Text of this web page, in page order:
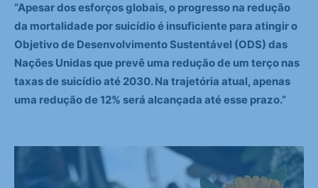
“Apesar dos esforços globais, o progresso na redução
da mortalidade por suicídio é insuficiente para atingir o
Objetivo de Desenvolvimento Sustentável (ODS) das
Nações Unidas que prevê uma redução de um terço nas
taxas de suicídio até 2030. Na trajetória atual, apenas
uma redução de 12% será alcançada até esse prazo.”